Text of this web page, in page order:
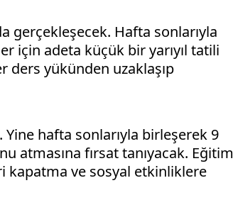
gerçekleşecek. Hafta sonlarıyla
için adeta küçük bir yarıyıl tatili
ders yükünden uzaklaşıp
hafta sonlarıyla birleşerek 9
atmasına fırsat tanıyacak. Eğitim
kapatma ve sosyal etkinliklere